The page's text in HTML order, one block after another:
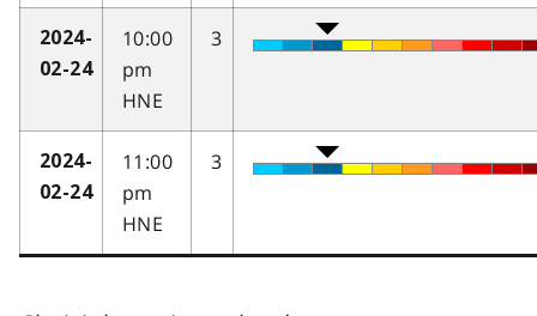
2024-
02-24
10:00
pm
HNE
3
2024-
02-24
11:00
pm
HNE
3